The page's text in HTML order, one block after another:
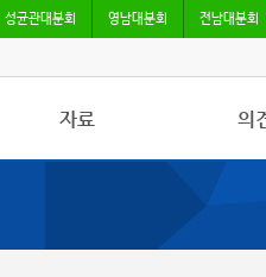
성균관대분회 영남대분회 전남대분회
자료 의